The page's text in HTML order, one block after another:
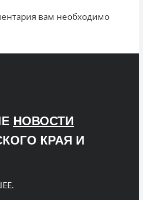
вам необходимо
НОВОСТИ
КРАЯ И